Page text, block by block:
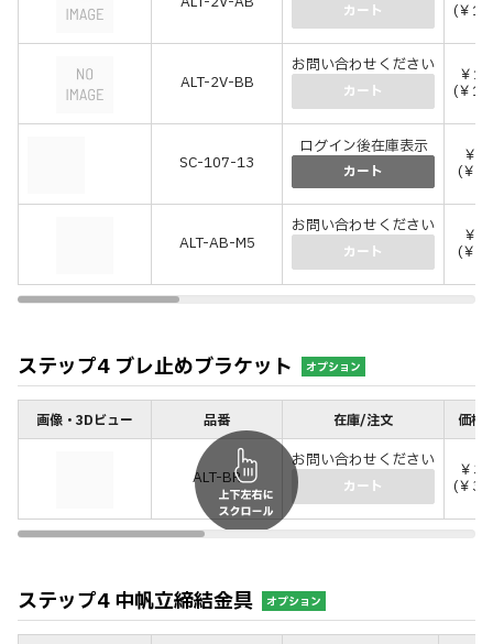
カート (￥
ALT-2V-BB
お問い合わせください
カート
￥
(￥
SC-107-13
ログイン後在庫表示
カート
￥
(￥
ALT-AB-M5
お問い合わせください
カート
￥
(￥
ステップ4 ブレ止めブラケット オプション
画像・3Dビュー 品番 在庫/注文 価格(
ALT-BR
お問い合わせください
カート
￥
(￥
ステップ4 中帆立締結金具 オプション